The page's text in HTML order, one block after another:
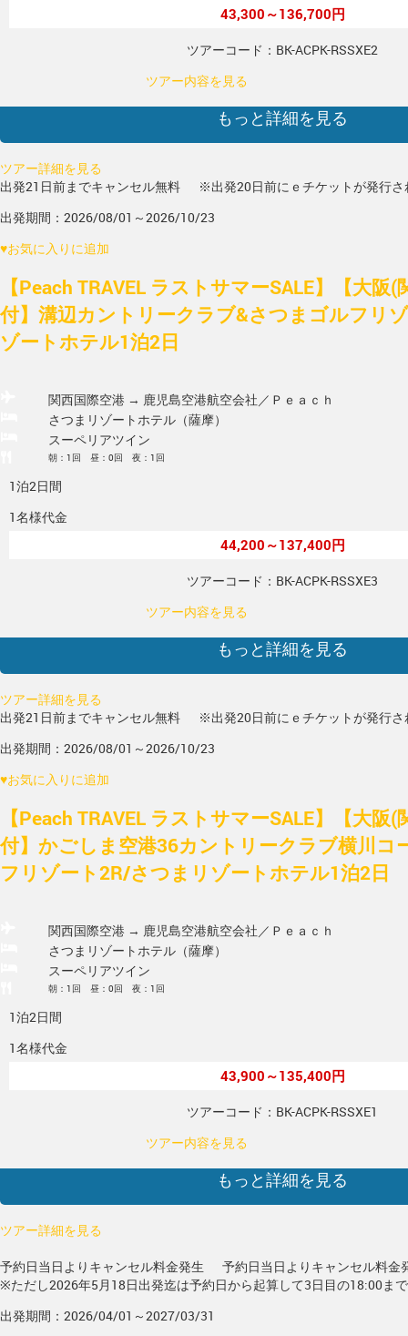
43,300～136,700円
ツアーコード：BK-ACPK-RSSXE2
ツアー内容を見る
もっと詳細を見る
ツアー詳細を見る
出発21日前までキャンセル無料
※出発20日前にｅチケットが発行さ
出発期間：2026/08/01～2026/10/23
♥お気に入りに追加
【Peach TRAVEL ラストサマーSALE】【大阪
付】溝辺カントリークラブ&さつまゴルフリ
ゾートホテル1泊2日
関西国際空港 → 鹿児島空港航空会社／Ｐｅａｃｈ
さつまリゾートホテル（薩摩）
スーペリアツイン
朝：1回 昼：0回 夜：1回
1泊2日間
1名様代金
44,200～137,400円
ツアーコード：BK-ACPK-RSSXE3
ツアー内容を見る
もっと詳細を見る
ツアー詳細を見る
出発21日前までキャンセル無料
※出発20日前にｅチケットが発行さ
出発期間：2026/08/01～2026/10/23
♥お気に入りに追加
【Peach TRAVEL ラストサマーSALE】【大阪
付】かごしま空港36カントリークラブ横川コ
フリゾート2R/さつまリゾートホテル1泊2日
関西国際空港 → 鹿児島空港航空会社／Ｐｅａｃｈ
さつまリゾートホテル（薩摩）
スーペリアツイン
朝：1回 昼：0回 夜：1回
1泊2日間
1名様代金
43,900～135,400円
ツアーコード：BK-ACPK-RSSXE1
ツアー内容を見る
もっと詳細を見る
ツアー詳細を見る
予約日当日よりキャンセル料金発生
予約日当日よりキャンセル料金
※ただし2026年5月18日出発迄は予約日から起算して3日目の18:00ま
出発期間：2026/04/01～2027/03/31